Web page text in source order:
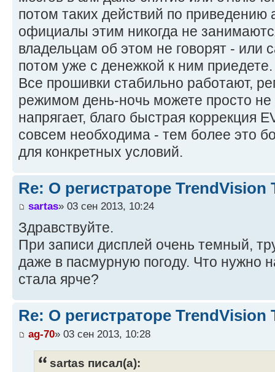
потом таких действий по приведению
официалы этим никогда не
владельцам об этом не говорят - или
потом уже с денежкой к ним приедете.
Все прошивки стабильно работают,
режимом день-ночь можете просто не
напрягает, благо быстрая коррекция
совсем необходима - тем более это
для конкретных условий.
Re: О регистраторе TrendVision
sartas» 03 сен 2013, 10:24
Здравствуйте.
При записи дисплей очень темный,
даже в пасмурную погоду. Что нужно
стала ярче?
Re: О регистраторе TrendVision
ag-70» 03 сен 2013, 10:28
sartas писал(а):